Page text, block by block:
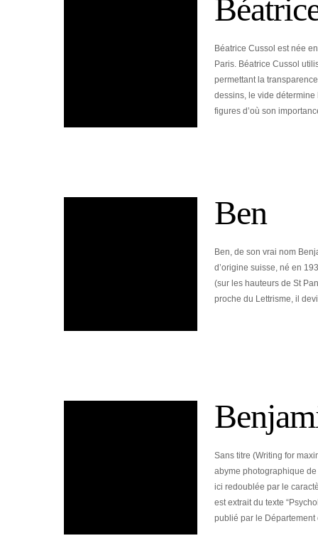
Béatrice Cussol est née
Paris. Béatrice Cussol
permettant la
dessins, le vide détermine
figures d’où son
Ben
Ben, de son vrai nom
d’origine suisse, né en
(sur les hauteurs de St
proche du Lettrisme, il
Sans titre (Writing for
abyme photographique
ici redoublée par le
est extrait du texte
publié par le